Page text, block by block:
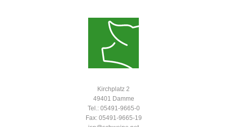
Kirchplatz 2
49401 Damme
Tel.: 05491-9665-0
Fax: 05491-9665-19